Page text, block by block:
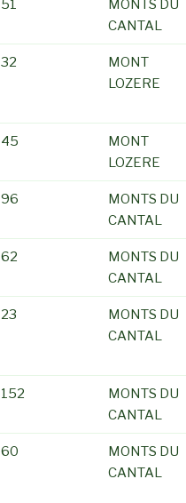
51
MONTS DU
CANTAL
32
MONT
LOZERE
45
MONT
LOZERE
96
MONTS DU
CANTAL
62
MONTS DU
CANTAL
23
MONTS DU
CANTAL
152
MONTS DU
CANTAL
60
MONTS DU
CANTAL